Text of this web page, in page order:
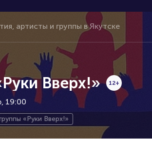
Вверх!» 12+
19:00
«Руки Вверх!»